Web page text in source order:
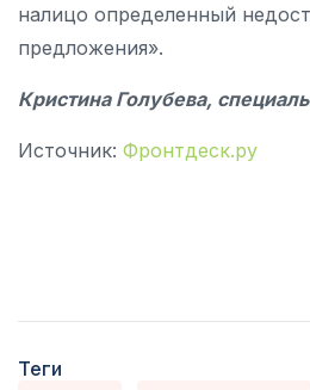
налицо определенный
предложения».
Кристина Голубева,
Источник: Фронтдеск.ру
Теги